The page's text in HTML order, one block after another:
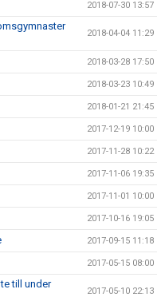
2018-07-30 13:57
2018-04-04 11:29
2018-03-28 17:50
2018-03-23 10:49
2018-01-21 21:45
2017-12-19 10:00
2017-11-28 10:22
2017-11-06 19:35
2017-11-01 10:00
2017-10-16 19:05
2017-09-15 11:18
2017-05-15 08:00
till under
2017-05-10 22:13